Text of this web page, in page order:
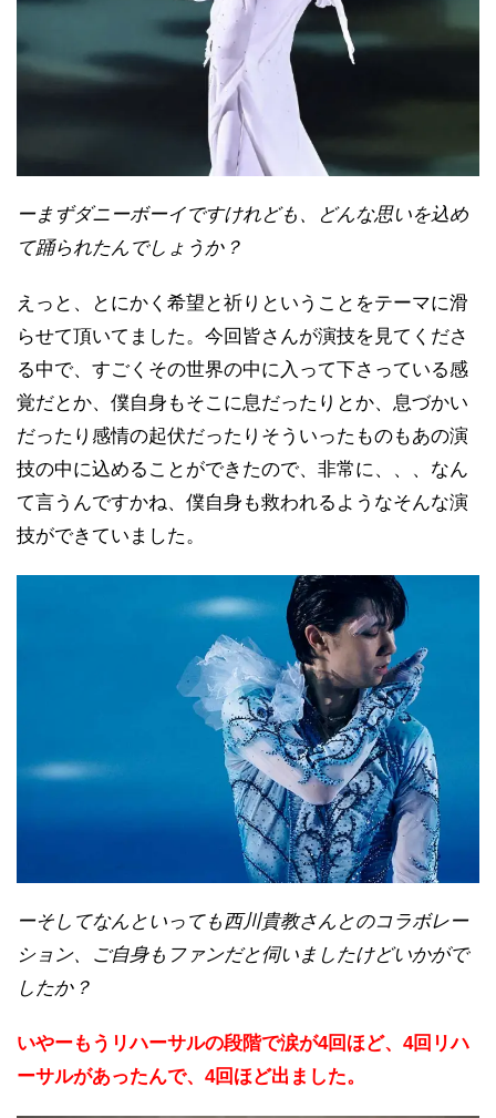
ーまずダニーボーイですけれども、どんな思いを込め
て踊られたんでしょうか？
えっと、とにかく希望と祈りということをテーマに滑
らせて頂いてました。今回皆さんが演技を見てくださ
る中で、すごくその世界の中に入って下さっている感
覚だとか、僕自身もそこに息だったりとか、息づかい
だったり感情の起伏だったりそういったものもあの演
技の中に込めることができたので、非常に、、、なん
て言うんですかね、僕自身も救われるようなそんな演
技ができていました。
ーそしてなんといっても西川貴教さんとのコラボレー
ション、ご自身もファンだと伺いましたけどいかがで
したか？
いやーもうリハーサルの段階で涙が4回ほど、4回リハ
ーサルがあったんで、4回ほど出ました。